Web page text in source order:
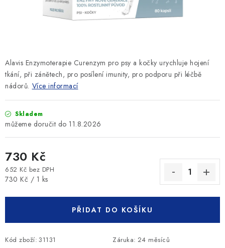
Alavis Enzymoterapie Curenzym pro psy a kočky urychluje hojení
tkání, při zánětech, pro posílení imunity, pro podporu při léčbě
nádorů. Více informací
Skladem
11.8.2026
730 Kč
652 Kč bez DPH
Měrná cena:
730 Kč / 1 ks
PŘIDAT DO KOŠÍKU
Kód zboží: 31131 Záruka: 24 měsíců